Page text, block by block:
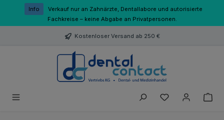
Zum Hauptinhalt springen
Info
Verkauf nur an Zahnärzte, Dentallabore und autorisierte
Fachkreise – keine Abgabe an Privatpersonen.
Kostenloser Versand ab 250 €
Du hast 0